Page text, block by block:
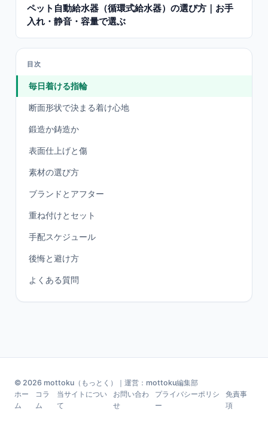
ペット自動給水器（循環式給水器）の選び方｜お手
入れ・静音・容量で選ぶ
目次
毎日着ける指輪
断面形状で決まる着け心地
鍛造か鋳造か
表面仕上げと傷
素材の選び方
ブランドとアフター
重ね付けとセット
手配スケジュール
後悔と避け方
よくある質問
© 2026 mottoku（もっとく）｜運営：mottoku編集部
ホー
ム
コラ
ム
当サイトについ
て
お問い合わ
せ
プライバシーポリシ
ー
免責事
項